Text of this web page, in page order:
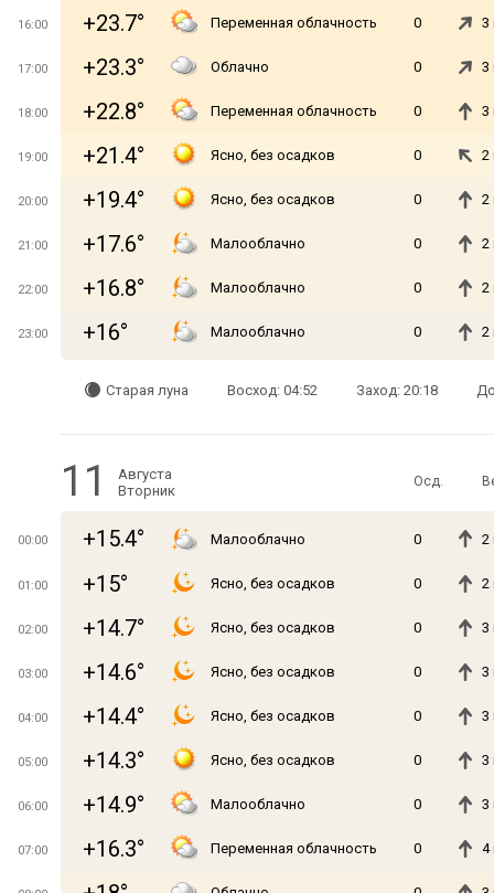
16:00 +23.7° Переменная облачность 0 3
17:00 +23.3° Облачно 0 3
18:00 +22.8° Переменная облачность 0 3
19:00 +21.4° Ясно, без осадков 0 2
20:00 +19.4° Ясно, без осадков 0 2
21:00 +17.6° Малооблачно 0 2
22:00 +16.8° Малооблачно 0 2
23:00 +16° Малооблачно 0 2
Старая луна Восход: 04:52 Заход: 20:18
11
Августа
Вторник
Осд.
00:00 +15.4° Малооблачно 0 2
01:00 +15° Ясно, без осадков 0 2
02:00 +14.7° Ясно, без осадков 0 3
03:00 +14.6° Ясно, без осадков 0 3
04:00 +14.4° Ясно, без осадков 0 3
05:00 +14.3° Ясно, без осадков 0 3
06:00 +14.9° Малооблачно 0 3
07:00 +16.3° Переменная облачность 0 4